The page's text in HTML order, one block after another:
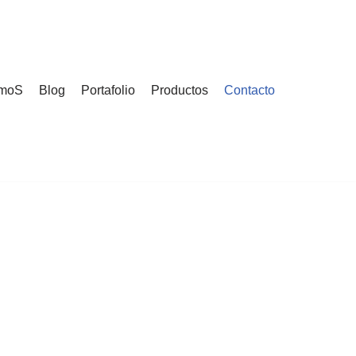
Blog Portafolio Productos Contacto